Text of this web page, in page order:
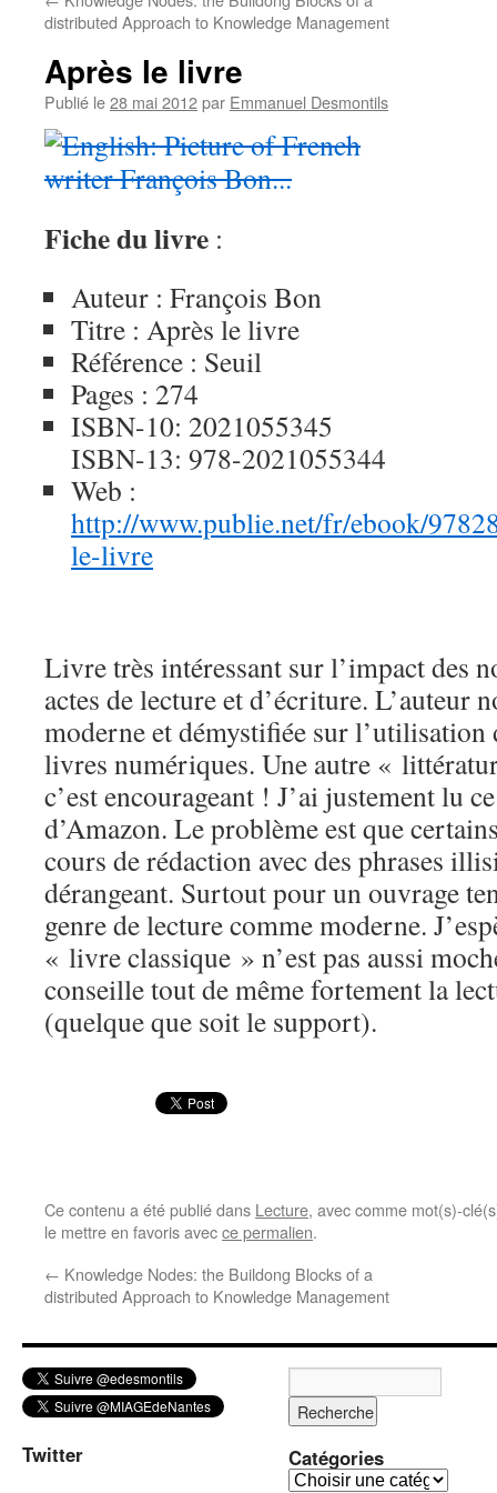
distributed Approach to Knowledge Management
Après le livre
Publié le28 mai 2012par Emmanuel Desmontils
Fiche du livre :
Auteur : François Bon
Titre : Après le livre
Référence : Seuil
Pages : 274
ISBN-10: 2021055345
ISBN-13: 978-2021055344
Web :
http://www.publie.net/fr/ebook/
le-livre
Livre très intéressant sur l’impact des
actes de lecture et d’écriture. L’auteur
moderne et démystifiée sur l’utilisation
livres numériques. Une autre «
c’est encourageant ! J’ai justement lu
d’Amazon. Le problème est que
cours de rédaction avec des phrases
dérangeant. Surtout pour un ouvrage
genre de lecture comme moderne.
« livre classique » n’est pas aussi
conseille tout de même fortement la
(quelque que soit le support).
Ce contenu a été publié dans Lecture, avec comme mot(s)-
le mettre en favoris avecce permalien.
← Knowledge Nodes: the Buildong Blocks of a
distributed Approach to Knowledge Management
Twitter Catégories
C